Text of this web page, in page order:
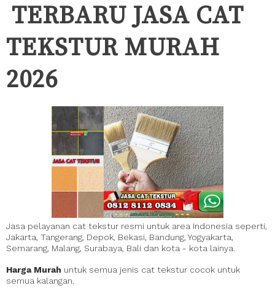
TERBARU JASA CAT
TEKSTUR MURAH
2026
Jasa pelayanan cat tekstur resmi untuk area Indonesia seperti,
Jakarta, Tangerang, Depok, Bekasi, Bandung, Yogyakarta,
Semarang, Malang, Surabaya, Bali dan kota - kota lainya.
Harga Murah untuk semua jenis cat tekstur cocok untuk
semua kalangan.